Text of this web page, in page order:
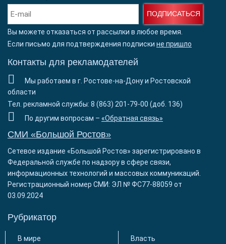
ПОДПИСАТЬСЯ
Вы можете отказаться от рассылки в любое время.
Если письмо для подтверждения подписки не пришло
Контакты для рекламодателей
Мы работаем в г. Ростове-на-Дону и Ростовской
области
Тел. рекламной службы: 8 (863) 201-79-00 (доб. 136)
По другим вопросам – «Обратная связь»
СМИ «Большой Ростов»
Сетевое издание «Большой Ростов» зарегистрировано в
Федеральной службе по надзору в сфере связи,
информационных технологий и массовых коммуникаций.
Регистрационный номер СМИ: ЭЛ № ФС77-88059 от
03.09.2024
Рубрикатор
В мире
Власть